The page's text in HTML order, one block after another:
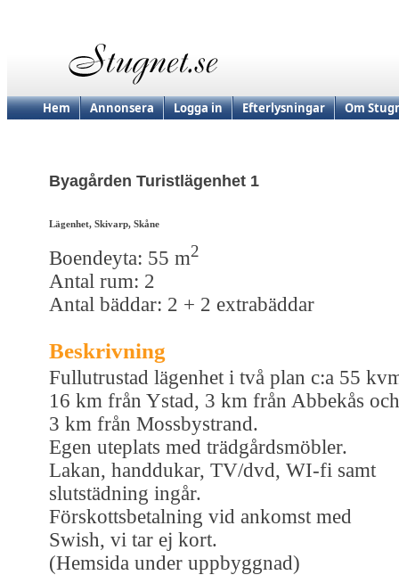
Hem Annonsera Logga in Efterlysningar Om
Byagården Turistlägenhet 1
Lägenhet, Skivarp, Skåne
Boendeyta: 55 m2
Antal rum: 2
Antal bäddar: 2 + 2 extrabäddar
Beskrivning
Fullutrustad lägenhet i två plan c:a 55
16 km från Ystad, 3 km från Abbekås och
3 km från Mossbystrand.
Egen uteplats med trädgårdsmöbler.
Lakan, handdukar, TV/dvd, WI-fi samt
slutstädning ingår.
Förskottsbetalning vid ankomst med
Swish, vi tar ej kort.
(Hemsida under uppbyggnad)